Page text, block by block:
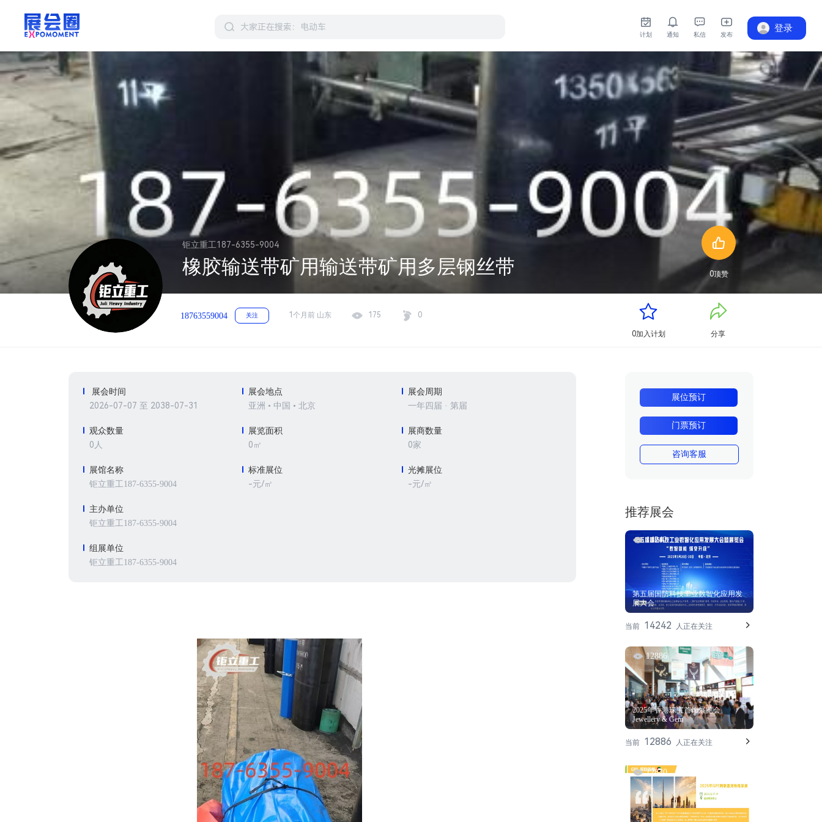
计划 通知 私信 发布
登录
钜立重工187-6355-9004
橡胶输送带矿用输送带矿用多层钢丝带 0顶赞
18763559004 关注 1个月前 山东 175 0
0加入计划 分享
展会时间
2026-07-07 至 2038-07-31
展会地点
亚洲 • 中国 • 北京
展会周期
一年四届 · 第届
观众数量
0人
展览面积
0㎡
展商数量
0家
展馆名称
钜立重工187-6355-9004
标准展位
-元/㎡
光摊展位
-元/㎡
主办单位
钜立重工187-6355-9004
组展单位
钜立重工187-6355-9004
展位预订
门票预订
咨询客服
推荐展会
14242
第五届国防科技工业数智化应用发
展大会
当前 14242 人正在关注
12886
2025年香港珠宝首饰展览会
Jewellery & Gem
当前 12886 人正在关注
12840